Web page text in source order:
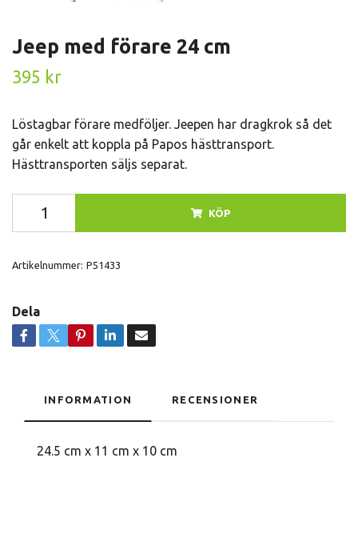
Jeep med förare 24 cm
395 kr
Löstagbar förare medföljer. Jeepen har dragkrok så det
går enkelt att koppla på Papos hästtransport.
Hästtransporten säljs separat.
KÖP
Artikelnummer: P51433
Dela
INFORMATION RECENSIONER
24.5 cm x 11 cm x 10 cm